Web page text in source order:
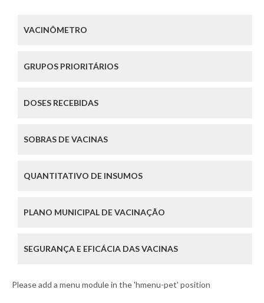
VACINÔMETRO
GRUPOS PRIORITÁRIOS
DOSES RECEBIDAS
SOBRAS DE VACINAS
QUANTITATIVO DE INSUMOS
PLANO MUNICIPAL DE VACINAÇÃO
SEGURANÇA E EFICÁCIA DAS VACINAS
Please add a menu module in the 'hmenu-pet' position